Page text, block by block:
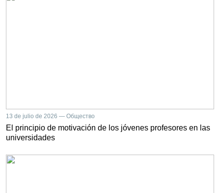
13 de julio de 2026 — Общество
El principio de motivación de los jóvenes profesores en las
universidades